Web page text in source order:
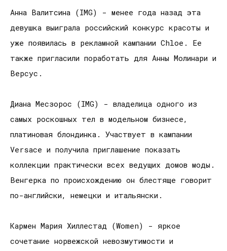
Анна Валитсина (IMG) - менее года назад эта
девушка выиграла российский конкурс красоты и
уже появилась в рекламной кампании Chloe. Ее
также пригласили поработать для Анны Молинари и
Версус.
Диана Месзорос (IMG) - владелица одного из
самых роскошных тел в модельном бизнесе,
платиновая блондинка. Участвует в кампании
Versace и получила приглашение показать
коллекции практически всех ведущих домов моды.
Венгерка по происхождению он блестяще говорит
по-английски, немецки и итальянски.
Кармен Мария Хиллестад (Women) - яркое
сочетание норвежской невозмутимости и